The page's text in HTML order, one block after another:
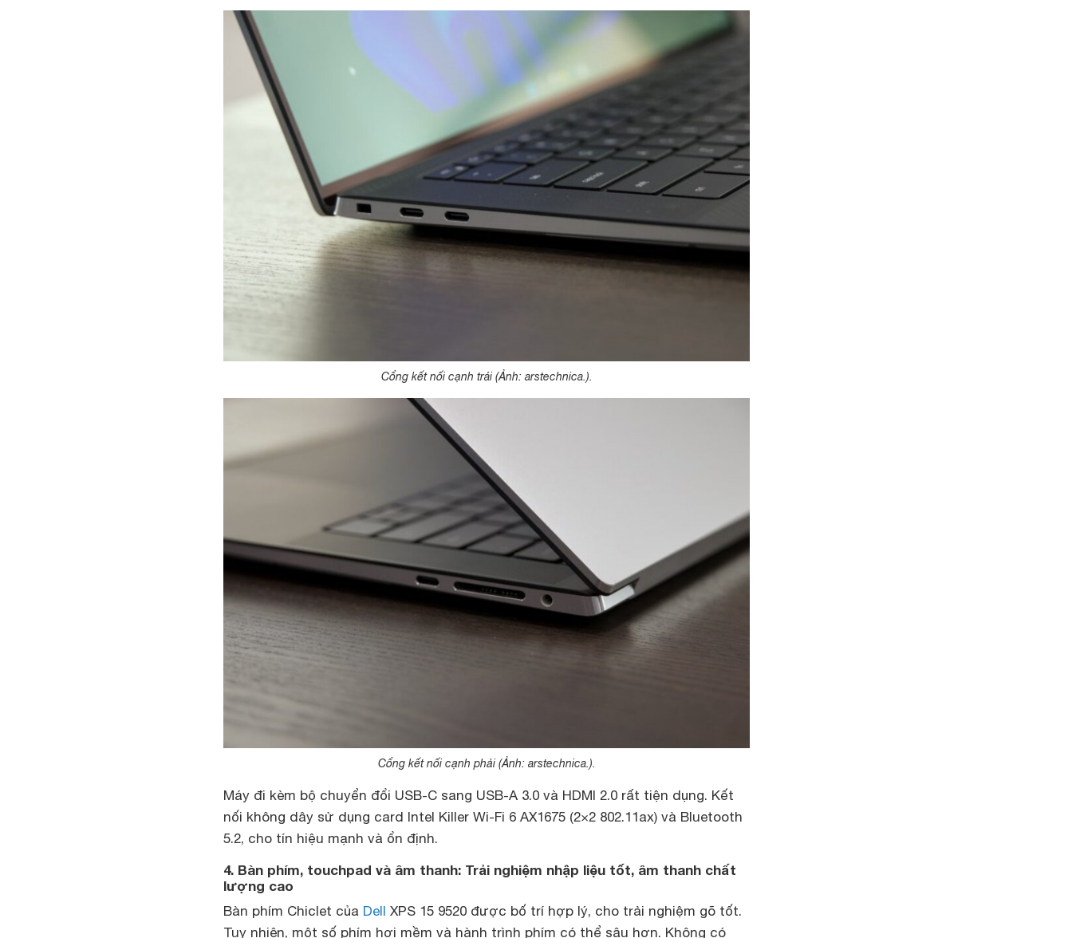
Cổng kết nối cạnh trái (Ảnh: arstechnica.).
Cổng kết nối cạnh phải (Ảnh: arstechnica.).
Máy đi kèm bộ chuyển đổi USB-C sang USB-A 3.0 và HDMI 2.0 rất tiện dụng. Kết
nối không dây sử dụng card Intel Killer Wi-Fi 6 AX1675 (2×2 802.11ax) và Bluetooth
5.2, cho tín hiệu mạnh và ổn định.
4. Bàn phím, touchpad và âm thanh: Trải nghiệm nhập liệu tốt, âm thanh chất
lượng cao
Bàn phím Chiclet của Dell XPS 15 9520 được bố trí hợp lý, cho trải nghiệm gõ tốt.
Tuy nhiên, một số phím hơi mềm và hành trình phím có thể sâu hơn. Không có